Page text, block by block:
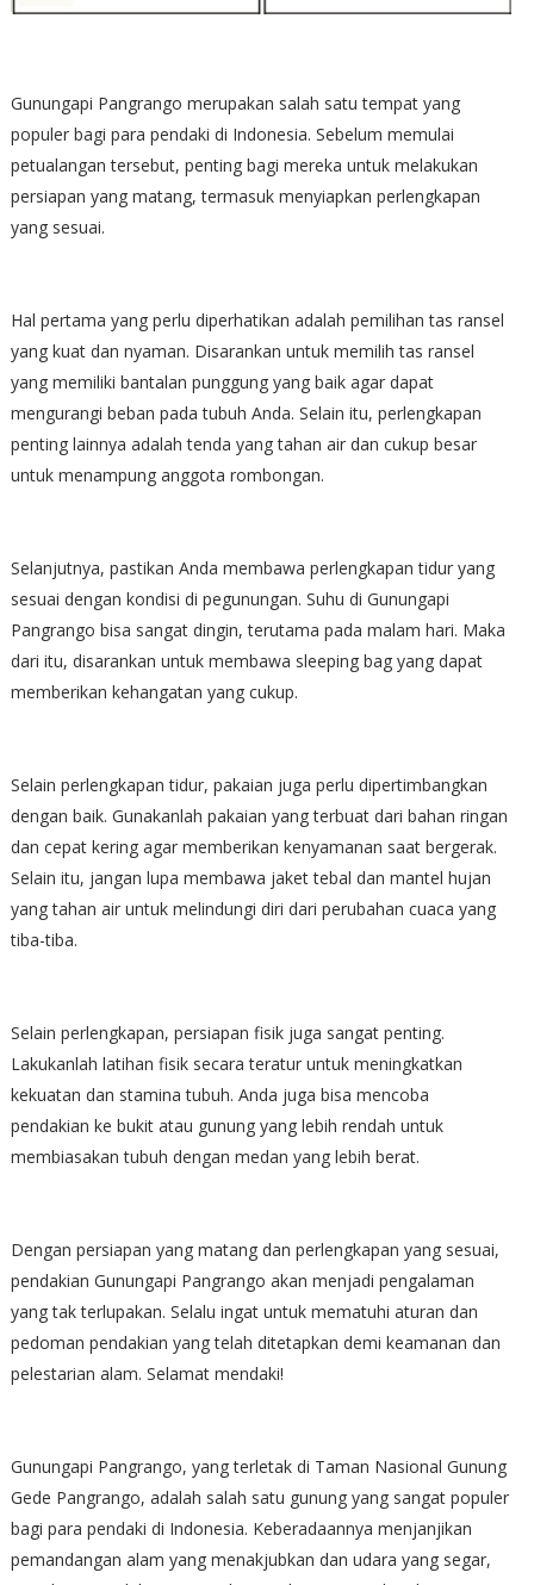
Gunungapi Pangrango merupakan salah satu tempat yang
populer bagi para pendaki di Indonesia. Sebelum memulai
petualangan tersebut, penting bagi mereka untuk melakukan
persiapan yang matang, termasuk menyiapkan perlengkapan
yang sesuai.
Hal pertama yang perlu diperhatikan adalah pemilihan tas ransel
yang kuat dan nyaman. Disarankan untuk memilih tas ransel
yang memiliki bantalan punggung yang baik agar dapat
mengurangi beban pada tubuh Anda. Selain itu, perlengkapan
penting lainnya adalah tenda yang tahan air dan cukup besar
untuk menampung anggota rombongan.
Selanjutnya, pastikan Anda membawa perlengkapan tidur yang
sesuai dengan kondisi di pegunungan. Suhu di Gunungapi
Pangrango bisa sangat dingin, terutama pada malam hari. Maka
dari itu, disarankan untuk membawa sleeping bag yang dapat
memberikan kehangatan yang cukup.
Selain perlengkapan tidur, pakaian juga perlu dipertimbangkan
dengan baik. Gunakanlah pakaian yang terbuat dari bahan ringan
dan cepat kering agar memberikan kenyamanan saat bergerak.
Selain itu, jangan lupa membawa jaket tebal dan mantel hujan
yang tahan air untuk melindungi diri dari perubahan cuaca yang
tiba-tiba.
Selain perlengkapan, persiapan fisik juga sangat penting.
Lakukanlah latihan fisik secara teratur untuk meningkatkan
kekuatan dan stamina tubuh. Anda juga bisa mencoba
pendakian ke bukit atau gunung yang lebih rendah untuk
membiasakan tubuh dengan medan yang lebih berat.
Dengan persiapan yang matang dan perlengkapan yang sesuai,
pendakian Gunungapi Pangrango akan menjadi pengalaman
yang tak terlupakan. Selalu ingat untuk mematuhi aturan dan
pedoman pendakian yang telah ditetapkan demi keamanan dan
pelestarian alam. Selamat mendaki!
Gunungapi Pangrango, yang terletak di Taman Nasional Gunung
Gede Pangrango, adalah salah satu gunung yang sangat populer
bagi para pendaki di Indonesia. Keberadaannya menjanjikan
pemandangan alam yang menakjubkan dan udara yang segar,